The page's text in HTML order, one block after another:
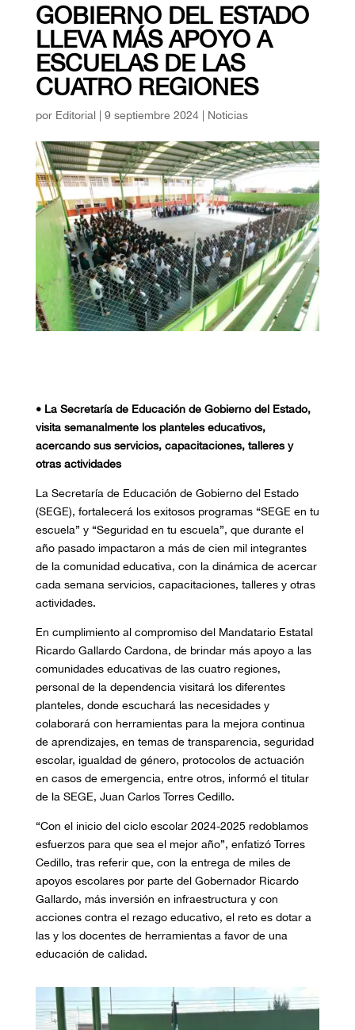
GOBIERNO DEL ESTADO
LLEVA MÁS APOYO A
ESCUELAS DE LAS
CUATRO REGIONES
por Editorial| 9 septiembre 2024| Noticias
• La Secretaría de Educación de Gobierno del Estado,
visita semanalmente los planteles educativos,
acercando sus servicios, capacitaciones, talleres y
otras actividades
La Secretaría de Educación de Gobierno del Estado
(SEGE), fortalecerá los exitosos programas “SEGE en tu
escuela” y “Seguridad en tu escuela”, que durante el
año pasado impactaron a más de cien mil integrantes
de la comunidad educativa, con la dinámica de acercar
cada semana servicios, capacitaciones, talleres y otras
actividades.
En cumplimiento al compromiso del Mandatario Estatal
Ricardo Gallardo Cardona, de brindar más apoyo a las
comunidades educativas de las cuatro regiones,
personal de la dependencia visitará los diferentes
planteles, donde escuchará las necesidades y
colaborará con herramientas para la mejora continua
de aprendizajes, en temas de transparencia, seguridad
escolar, igualdad de género, protocolos de actuación
en casos de emergencia, entre otros, informó el titular
de la SEGE, Juan Carlos Torres Cedillo.
“Con el inicio del ciclo escolar 2024-2025 redoblamos
esfuerzos para que sea el mejor año”, enfatizó Torres
Cedillo, tras referir que, con la entrega de miles de
apoyos escolares por parte del Gobernador Ricardo
Gallardo, más inversión en infraestructura y con
acciones contra el rezago educativo, el reto es dotar a
las y los docentes de herramientas a favor de una
educación de calidad.